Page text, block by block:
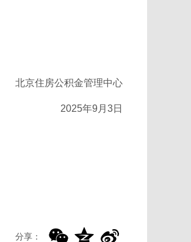
北京住房公积金管理中心
2025年9月3日
分享：